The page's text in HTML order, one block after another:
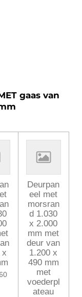
gaas van
x
Deurpan
eel met
morsran
d 1.030
x 2.000
mm met
deur van
1.200 x
490 mm
met
voederpl
ateau